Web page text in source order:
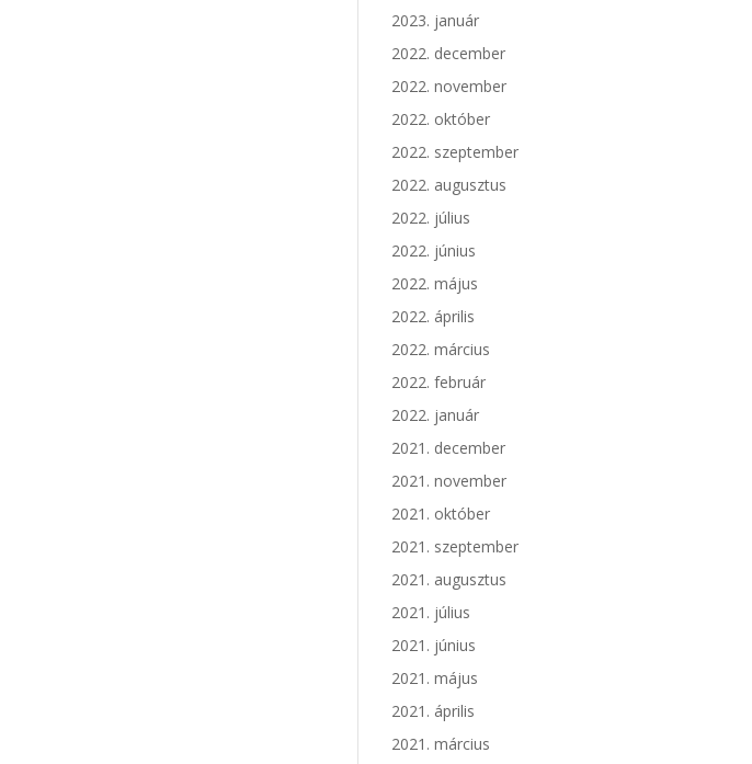
2023. január
2022. december
2022. november
2022. október
2022. szeptember
2022. augusztus
2022. július
2022. június
2022. május
2022. április
2022. március
2022. február
2022. január
2021. december
2021. november
2021. október
2021. szeptember
2021. augusztus
2021. július
2021. június
2021. május
2021. április
2021. március